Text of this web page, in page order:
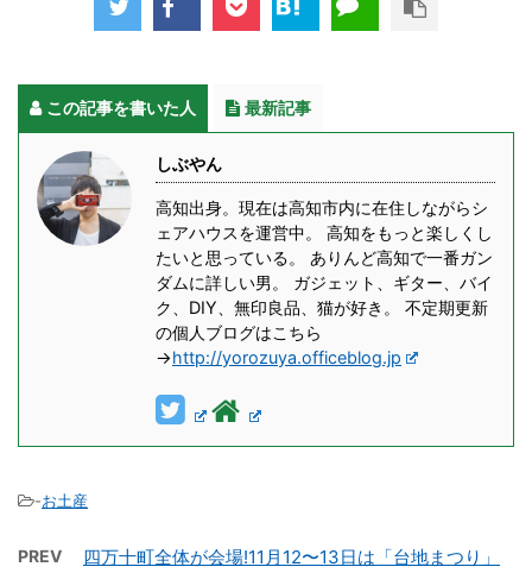
この記事を書いた人 最新記事
しぶやん
高知出身。現在は高知市内に在住しながらシ
ェアハウスを運営中。 高知をもっと楽しくし
たいと思っている。 ありんど高知で一番ガン
ダムに詳しい男。 ガジェット、ギター、バイ
ク、DIY、無印良品、猫が好き。 不定期更新
の個人ブログはこちら
→http://yorozuya.officeblog.jp
-お土産
PREV
四万十町全体が会場!11月12〜13日は「台地まつり」